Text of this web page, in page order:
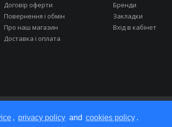
, privacy policy and cookies policy .
Договір оферти
Повернення і обмін
Про наш магазин
Доставка i оплата
Бренди
Закладки
Вхiд в кабiнет
магазин STOCKOPT © 2026